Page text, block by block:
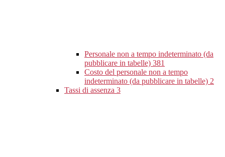
Personale non a tempo indeterminato (da
pubblicare in tabelle) 381
Costo del personale non a tempo
indeterminato (da pubblicare in tabelle) 2
Tassi di assenza 3